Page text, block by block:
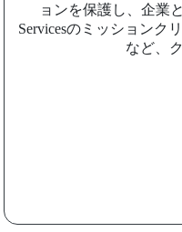
ョンを保護し、企業
Servicesのミッションク
など、